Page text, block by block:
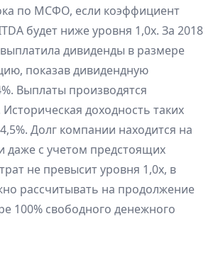
по МСФО, если коэффициент
будет ниже уровня 1,0х. За 2018
дивиденды в размере
показав дивидендную
Выплаты производятся
доходность таких
Долг компании находится на
даже с учетом предстоящих
не превысит уровня 1,0х, в
рассчитывать на продолжение
100% свободного денежного